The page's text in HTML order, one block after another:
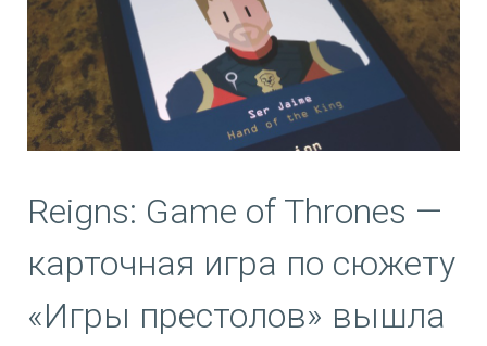
Reigns: Game of Thrones —
карточная игра по сюжету
«Игры престолов» вышла